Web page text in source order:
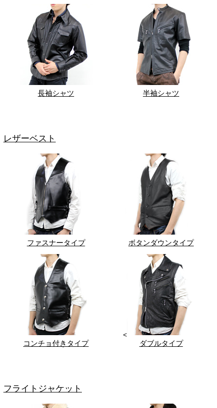
長袖シャツ 半袖シャツ
レザーベスト
ファスナータイプ ボタンダウンタイプ
コンチョ付きタイプ
<
ダブルタイプ
フライトジャケット